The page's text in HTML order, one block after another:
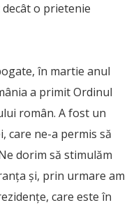
o prietenie
în martie anul
a primit Ordinul
român. A fost un
care ne-a permis să
dorim să stimulăm
și, prin urmare am
care este în